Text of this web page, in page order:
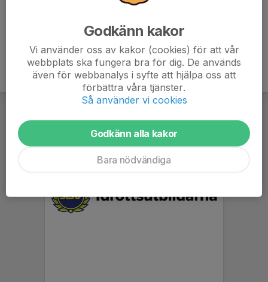
Godkänn kakor
Vi använder oss av kakor (cookies) för att vår
webbplats ska fungera bra för dig. De används
även för webbanalys i syfte att hjälpa oss att
förbättra våra tjänster.
Så använder vi cookies
Godkänn alla kakor
Bara nödvändiga